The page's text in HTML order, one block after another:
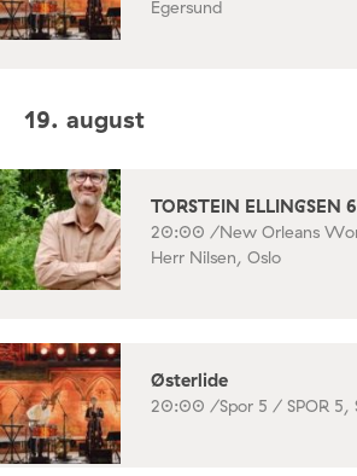
Egersund
19. august
TORSTEIN ELLINGSEN
20:00 /New Orleans
Herr Nilsen, Oslo
Østerlide
20:00 /Spor 5 / SPOR 5,